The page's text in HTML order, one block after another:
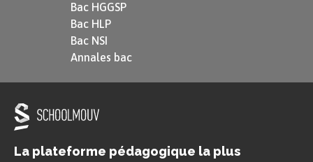
Bac HGGSP
Bac HLP
Bac NSI
Annales bac
La plateforme pédagogique la plus